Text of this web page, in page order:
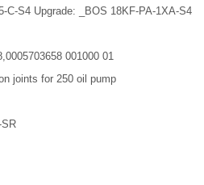
C-S4 Upgrade: _BOS 18KF-PA-1XA-S4
001000 01
joints for 250 oil pump